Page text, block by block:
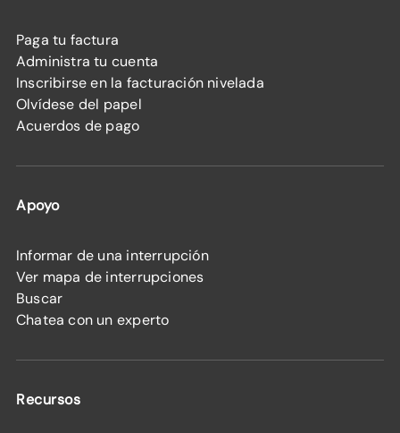
Paga tu factura
Administra tu cuenta
Inscribirse en la facturación nivelada
Olvídese del papel
Acuerdos de pago
Apoyo
Informar de una interrupción
Ver mapa de interrupciones
Buscar
Chatea con un experto
Recursos